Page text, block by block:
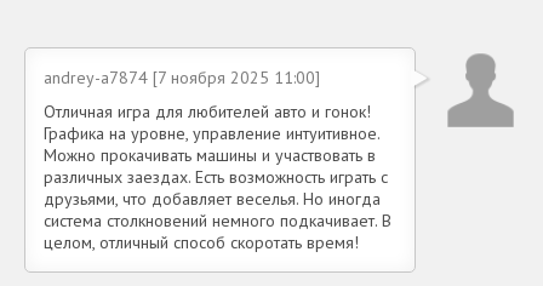
andrey-a7874 [7 ноября 2025 11:00]
Отличная игра для любителей авто и гонок!
Графика на уровне, управление интуитивное.
Можно прокачивать машины и участвовать в
различных заездах. Есть возможность играть с
друзьями, что добавляет веселья. Но иногда
система столкновений немного подкачивает. В
целом, отличный способ скоротать время!